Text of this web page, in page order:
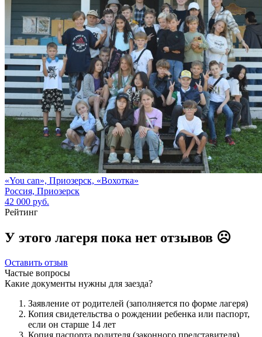
«You can», Приозерск, «Вохотка»
Россия, Приозерск
42 000 руб.
Рейтинг
У этого лагеря пока нет отзывов ☹️
Оставить отзыв
Частые вопросы
Какие документы нужны для заезда?
Заявление от родителей (заполняется по форме лагеря)
Копия свидетельства о рождении ребенка или паспорт,
если он старше 14 лет
Копия паспорта родителя (законного представителя)